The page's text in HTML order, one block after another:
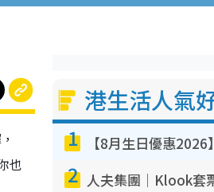
也
港生活人氣
1
2